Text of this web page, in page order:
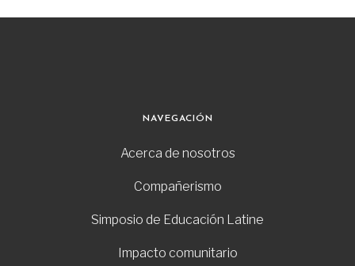
NAVEGACIÓN
Acerca de nosotros
Compañerismo
Simposio de Educación Latine
Impacto comunitario